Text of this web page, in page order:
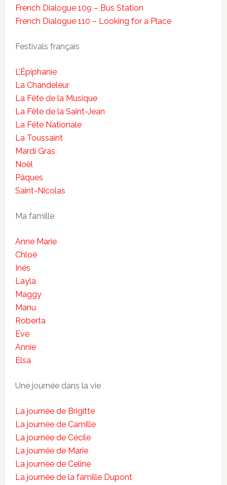
French Dialogue 109 – Bus Station
French Dialogue 110 – Looking for a Place
Festivals français
L’Épiphanie
La Chandeleur
La Fête de la Musique
La Fête de la Saint-Jean
La Fête Nationale
La Toussaint
Mardi Gras
Noël
Pâques
Saint-Nicolas
Ma famille
Anne Marie
Chloé
Inés
Layla
Maggy
Manu
Roberta
Eve
Annie
Elsa
Une journée dans la vie
La journée de Brigitte
La journée de Camille
La journée de Cécile
La journée de Marie
La journée de Celine
La journée de la famille Dupont